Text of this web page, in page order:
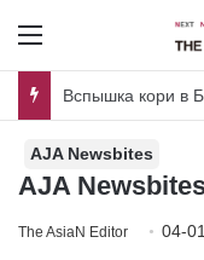
Menu
AJA Newsbites
AJA
The AsiaN Editor 04-